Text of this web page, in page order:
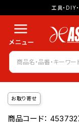
工具・DIY
お取り寄せ
商品コード：